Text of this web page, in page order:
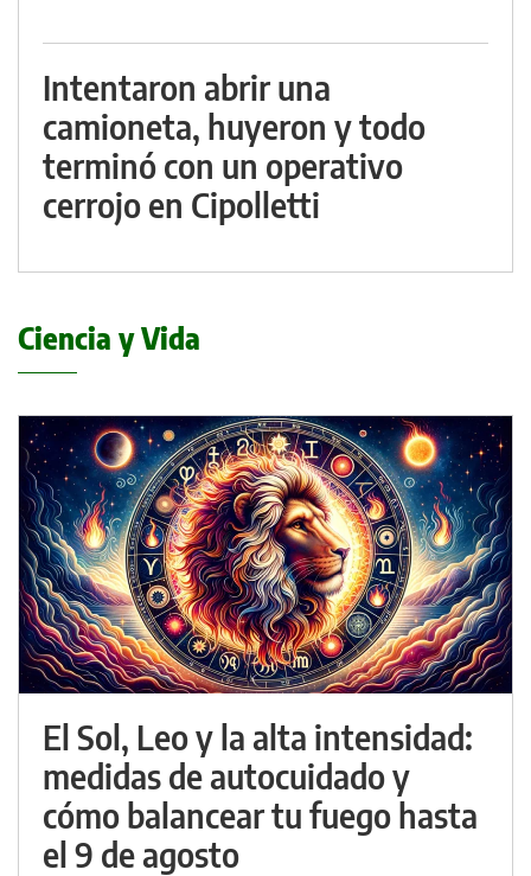
Intentaron abrir una
camioneta, huyeron y todo
terminó con un operativo
cerrojo en Cipolletti
Ciencia y Vida
El Sol, Leo y la alta intensidad:
medidas de autocuidado y
cómo balancear tu fuego hasta
el 9 de agosto